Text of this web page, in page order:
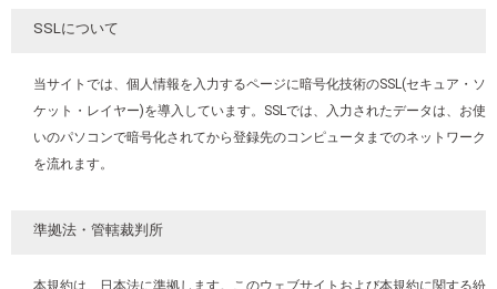
SSLについて
当サイトでは、個人情報を入力するページに暗号化技術のSSL(セキュア・ソ
ケット・レイヤー)を導入しています。SSLでは、入力されたデータは、お使
いのパソコンで暗号化されてから登録先のコンピュータまでのネットワーク
を流れます。
準拠法・管轄裁判所
本規約は、日本法に準拠します。このウェブサイトおよび本規約に関する紛